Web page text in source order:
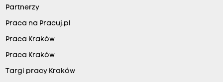
Partnerzy
Praca na Pracuj.pl
Praca Kraków
Praca Kraków
Targi pracy Kraków